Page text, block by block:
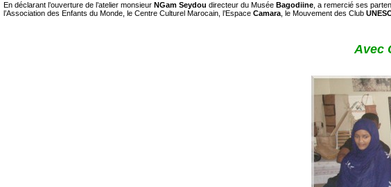
En déclarant l’ouverture de l’atelier monsieur NGam Seydou directeur du Musée Bagodiine, a remercié ses
l’Association des Enfants du Monde, le Centre Culturel Marocain, l’Espace Camara, le Mouvement des Club
Avec